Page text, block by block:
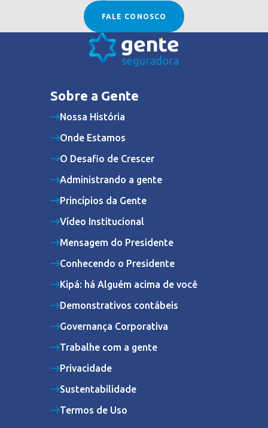
FALE CONOSCO
Sobre a Gente
Nossa História
Onde Estamos
O Desafio de Crescer
Administrando a gente
Princípios da Gente
Vídeo Institucional
Mensagem do Presidente
Conhecendo o Presidente
Kipá: há Alguém acima de você
Demonstrativos contábeis
Governança Corporativa
Trabalhe com a gente
Privacidade
Sustentabilidade
Termos de Uso